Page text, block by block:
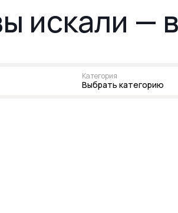
искали —
Категория
Выбрать категорию